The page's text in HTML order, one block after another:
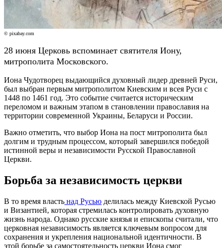
© pixabay.com
28 июня Церковь вспоминает святителя Иону,
митрополита Московского.
Иона Чудотворец выдающийся духовный лидер древней Руси,
был выбран первым митрополитом Киевским и всея Руси с
1448 по 1461 год. Это событие считается историческим
переломом и важным этапом в становлении православия на
территории современной Украины, Беларуси и России.
Важно отметить, что выбор Иона на пост митрополита был
долгим и трудным процессом, который завершился победой
истинной веры и независимости Русской Православной
Церкви.
Борьба за независимость церкви
В то время власть над Русью делилась между Киевской Русью
и Византией, которая стремилась контролировать духовную
жизнь народа. Однако русские князья и епископы считали, что
церковная независимость является ключевым вопросом для
сохранения и укрепления национальной идентичности. В
этой борьбе за самостоятельность церкви Иона смог